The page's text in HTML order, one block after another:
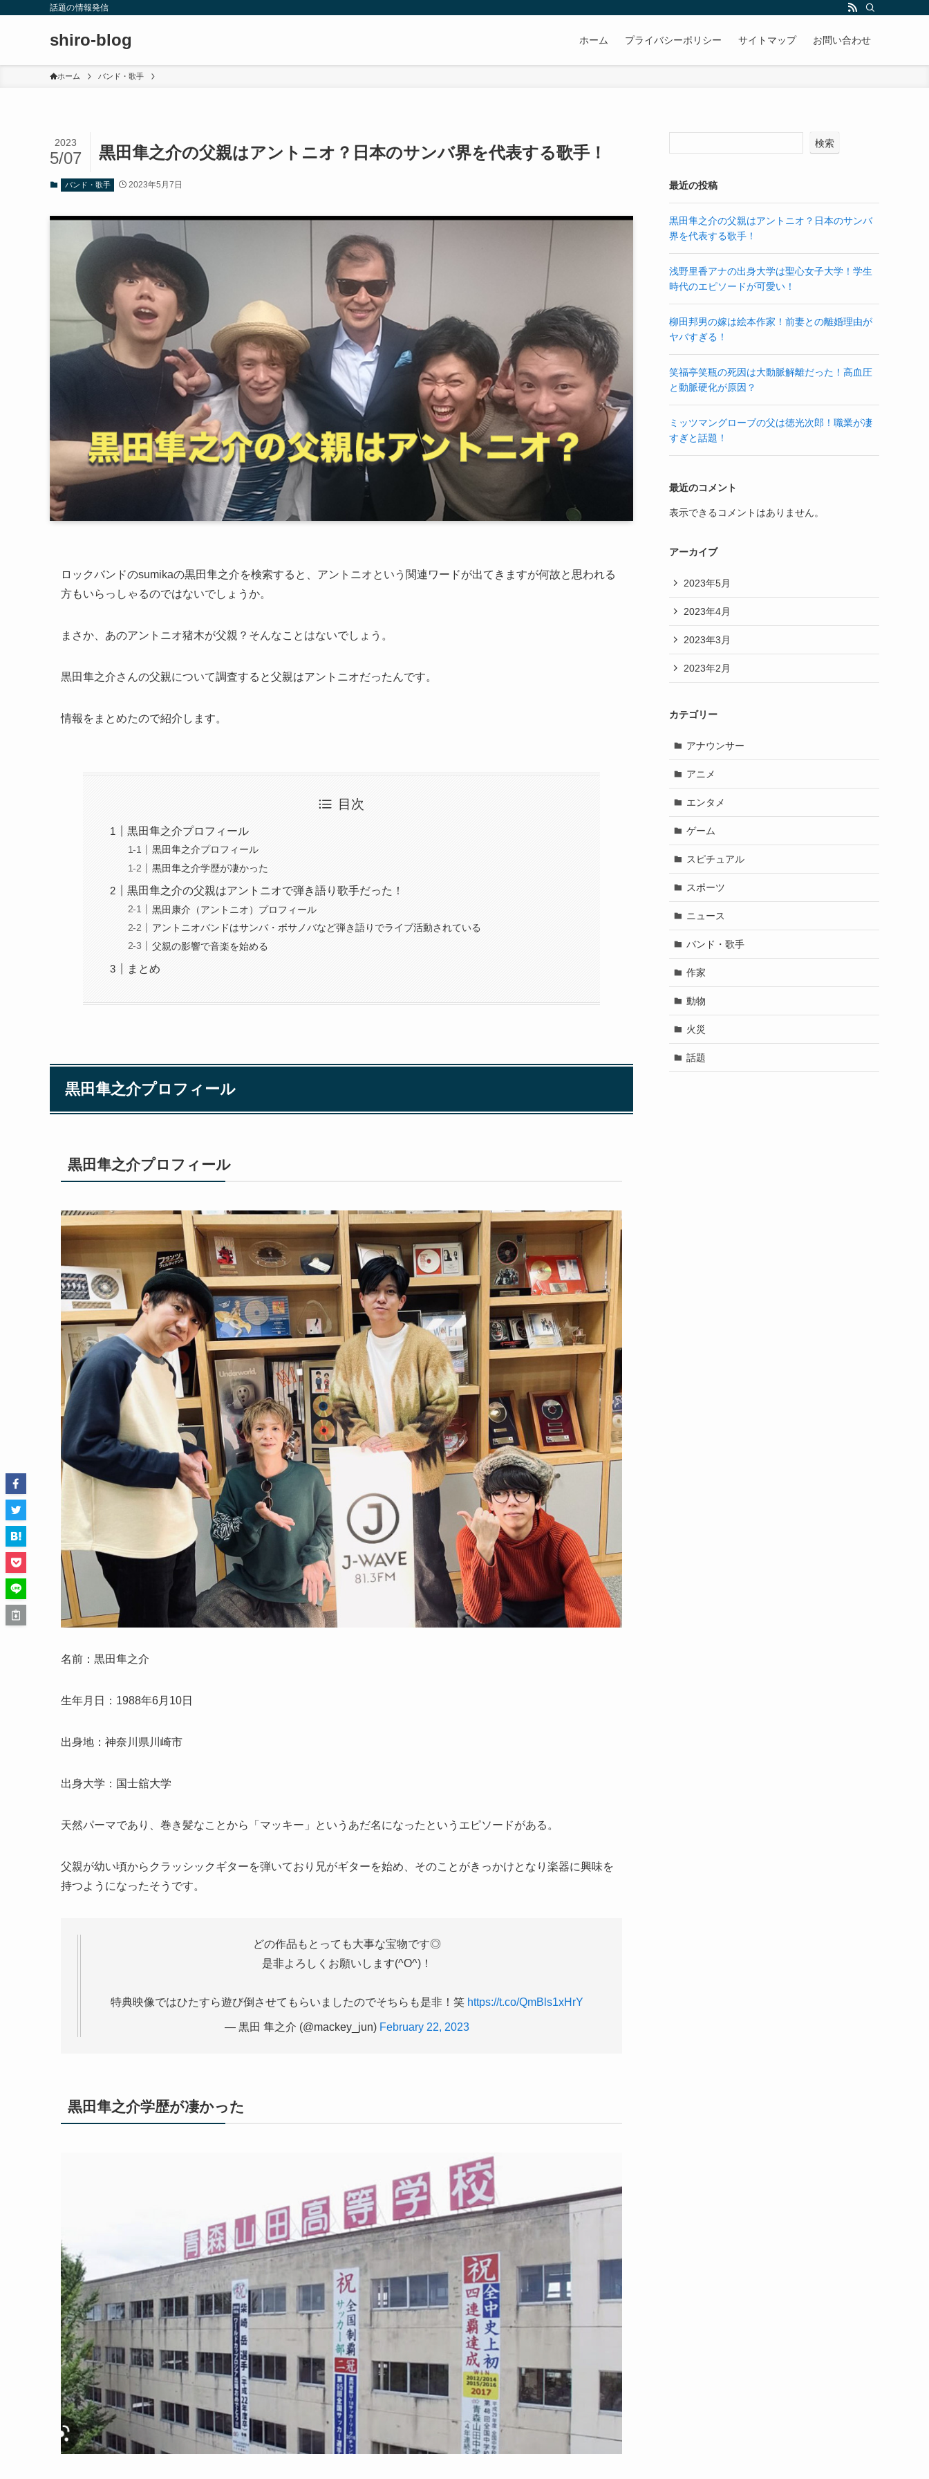
話題の情報発信
shiro-blog ホーム プライバシーポリシー サイトマップ お問い合わせ
ホーム バンド・歌手
黒田隼之介の父親はアントニオ？日本のサンバ界を代表する歌手！
2023
5/07
バンド・歌手 2023年5月7日
ロックバンドのsumikaの黒田隼之介を検索すると、アントニオという関連ワードが出てきますが何故と思われる
方もいらっしゃるのではないでしょうか。
まさか、あのアントニオ猪木が父親？そんなことはないでしょう。
黒田隼之介さんの父親について調査すると父親はアントニオだったんです。
情報をまとめたので紹介します。
目次
黒田隼之介プロフィール
黒田隼之介プロフィール
黒田隼之介学歴が凄かった
黒田隼之介の父親はアントニオで弾き語り歌手だった！
黒田康介（アントニオ）プロフィール
アントニオバンドはサンバ・ボサノバなど弾き語りでライブ活動されている
父親の影響で音楽を始める
まとめ
黒田隼之介プロフィール
黒田隼之介プロフィール
名前：黒田隼之介
生年月日：1988年6月10日
出身地：神奈川県川崎市
出身大学：国士舘大学
天然パーマであり、巻き髪なことから「マッキー」というあだ名になったというエピソードがある。
父親が幼い頃からクラッシックギターを弾いており兄がギターを始め、そのことがきっかけとなり楽器に興味を
持つようになったそうです。
どの作品もとっても大事な宝物です◎
是非よろしくお願いします(^O^)！
特典映像ではひたすら遊び倒させてもらいましたのでそちらも是非！笑 https://t.co/QmBls1xHrY
— 黒田 隼之介 (@mackey_jun) February 22, 2023
黒田隼之介学歴が凄かった
検索
最近の投稿
黒田隼之介の父親はアントニオ？日本のサンバ
界を代表する歌手！
浅野里香アナの出身大学は聖心女子大学！学生
時代のエピソードが可愛い！
柳田邦男の嫁は絵本作家！前妻との離婚理由が
ヤバすぎる！
笑福亭笑瓶の死因は大動脈解離だった！高血圧
と動脈硬化が原因？
ミッツマングローブの父は徳光次郎！職業が凄
すぎと話題！
最近のコメント
表示できるコメントはありません。
アーカイブ
2023年5月
2023年4月
2023年3月
2023年2月
カテゴリー
アナウンサー
アニメ
エンタメ
ゲーム
スピチュアル
スポーツ
ニュース
バンド・歌手
作家
動物
火災
話題